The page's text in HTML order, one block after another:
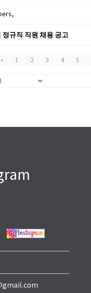
정규직 직원 채용 공고
« 1 2 3 4 5